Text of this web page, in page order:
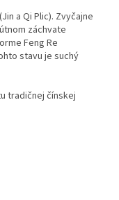
a Qi Plic). Zvyčajne
záchvate
Feng Re
stavu je suchý
tradičnej čínskej